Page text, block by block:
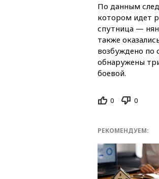
По данным
котором идет
спутница —
также
возбуждено по
обнаружены
боевой.
0 0
РЕКОМЕНДУЕМ: